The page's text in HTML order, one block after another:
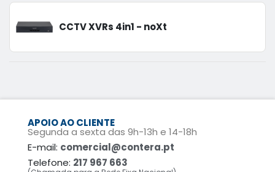
CCTV XVRs 4in1 - noXt
APOIO AO CLIENTE
Segunda a sexta das 9h-13h e 14-18h
E-mail: comercial@contera.pt
Telefone: 217 967 663